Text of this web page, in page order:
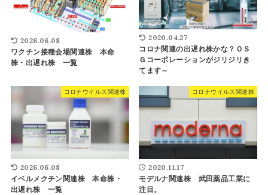
2026.06.08
ワクチン接種会場関連株 本命
株・出遅れ株 一覧
2020.04.27
コロナ関連の出遅れ株かな？ＯＳ
Ｇコーポレーションがジリジリき
てます～
コロナウイルス関連株
2026.06.08
イベルメクチン関連株 本命株・
出遅れ株 一覧
コロナウイルス関連株
2020.11.17
モデルナ関連株 武田薬品工業に
注目。